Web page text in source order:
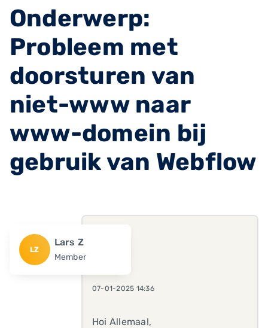
Onderwerp:
Probleem met
doorsturen van
niet-www naar
www-domein bij
gebruik van Webflow
LZ
Lars Z
Member
07-01-2025 14:36
Hoi Allemaal,